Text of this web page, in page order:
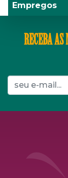
Empregos
RECEBA AS